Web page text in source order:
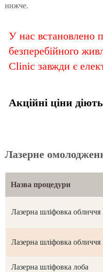
нижче.
У нас встановлено
безперебійного
Clinic завжди є
Акційні ціни
Лазерне
Назва процедури
Лазерна шліфовка
Лазерна шліфовка обличчя
Лазерна шліфовка лоба